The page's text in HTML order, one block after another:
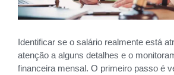
Identificar se o salário realmente está
atenção a alguns detalhes e o
financeira mensal. O primeiro passo é